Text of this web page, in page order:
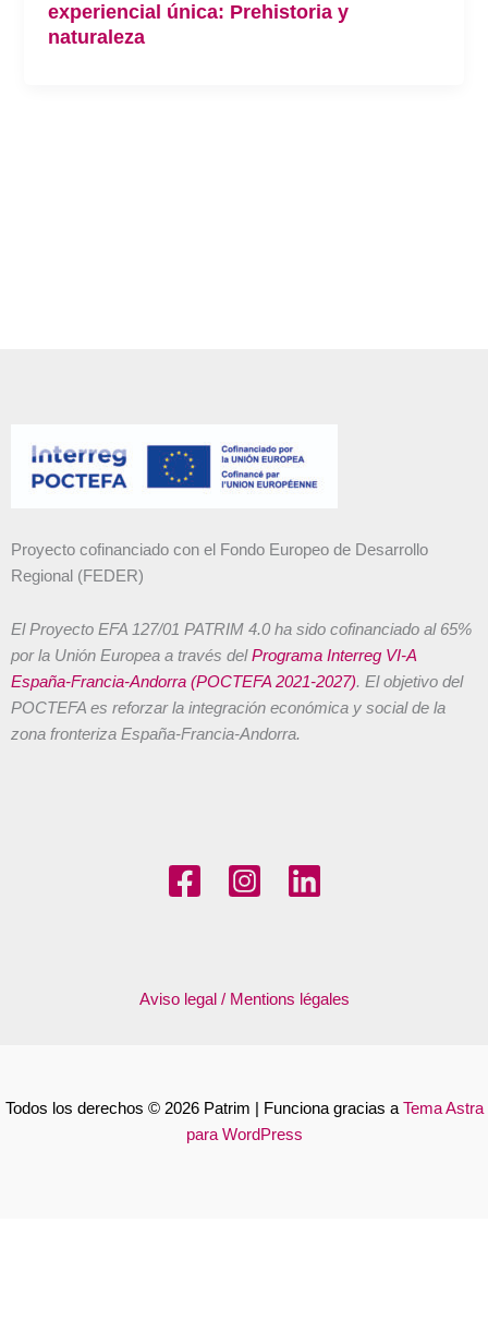
experiencial única: Prehistoria y
naturaleza
Proyecto cofinanciado con el Fondo Europeo de Desarrollo
Regional (FEDER)
El Proyecto EFA 127/01 PATRIM 4.0 ha sido cofinanciado al 65%
por la Unión Europea a través delPrograma Interreg VI-A
España-Francia-Andorra (POCTEFA 2021-2027). El objetivo del
POCTEFA es reforzar la integración económica y social de la
zona fronteriza España-Francia-Andorra.
Aviso legal / Mentions légales
Todos los derechos © 2026 Patrim | Funciona gracias a Tema Astra
para WordPress